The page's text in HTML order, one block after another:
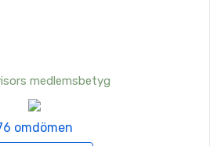
medlemsbetyg
omdömen